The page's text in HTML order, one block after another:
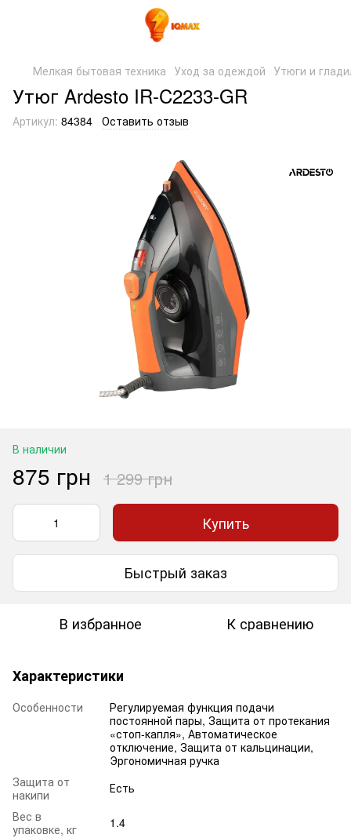
Мелкая бытовая техника Уход за одеждой Утюги и
Утюг Ardesto IR-C2233-GR
Артикул: 84384 Оставить отзыв
В наличии
875 грн 1 299 грн
Купить
Быстрый заказ
В избранное К сравнению
Характеристики
Особенности
Регулируемая функция подачи
постоянной пары, Защита от протекания
«стоп-капля», Автоматическое
отключение, Защита от кальцинации,
Эргономичная ручка
Защита от
накипи
Есть
Вес в
упаковке, кг
1.4